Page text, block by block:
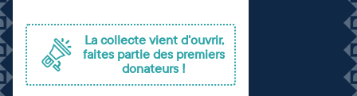
La collecte vient d'ouvrir,
faites partie des premiers
donateurs !